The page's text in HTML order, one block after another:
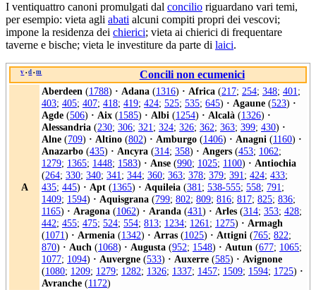
I ventiquattro canoni promulgati dal concilio riguardano vari temi,
per esempio: vieta agli abati alcuni compiti propri dei vescovi;
impone la residenza dei chierici; vieta ai chierici di frequentare
taverne e bische; vieta le investiture da parte di laici.
v • d • m Concili non ecumenici
A
Aberdeen (1788) · Adana (1316) · Africa (217; 254; 348; 401;
403; 405; 407; 418; 419; 424; 525; 535; 645) · Agaune (523) ·
Agde (506) · Aix (1585) · Albi (1254) · Alcalà (1326) ·
Alessandria (230; 306; 321; 324; 326; 362; 363; 399; 430) ·
Alne (709) · Altino (802) · Amburgo (1406) · Anagni (1160) ·
Anazarbo (435) · Ancyra (314; 358) · Angers (453; 1062;
1279; 1365; 1448; 1583) · Anse (990; 1025; 1100) · Antiochia
(264; 330; 340; 341; 344; 360; 363; 378; 379; 391; 424; 433;
435; 445) · Apt (1365) · Aquileia (381; 538-555; 558; 791;
1409; 1594) · Aquisgrana (799; 802; 809; 816; 817; 825; 836;
1165) · Aragona (1062) · Aranda (431) · Arles (314; 353; 428;
442; 455; 475; 524; 554; 813; 1234; 1261; 1275) · Armagh
(1071) · Armenia (1342) · Arras (1025) · Attigni (765; 822;
870) · Auch (1068) · Augusta (952; 1548) · Autun (677; 1065;
1077; 1094) · Auvergne (533) · Auxerre (585) · Avignone
(1080; 1209; 1279; 1282; 1326; 1337; 1457; 1509; 1594; 1725) ·
Avranche (1172)